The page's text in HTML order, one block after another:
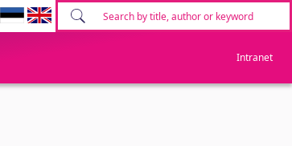
Intranet